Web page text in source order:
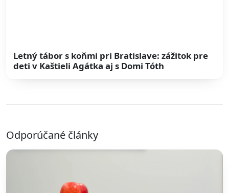
Letný tábor s koňmi pri Bratislave: zážitok pre
deti v Kaštieli Agátka aj s Domi Tóth
Odporúčané články